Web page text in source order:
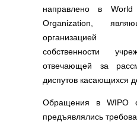
направлено в World
Organization,
организацией
собственности
отвечающей за
диспутов касающихся
Обращения в WIPO
предъявлялись